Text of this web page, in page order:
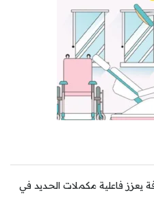
يعزز فاعلية مكملات الحديد في